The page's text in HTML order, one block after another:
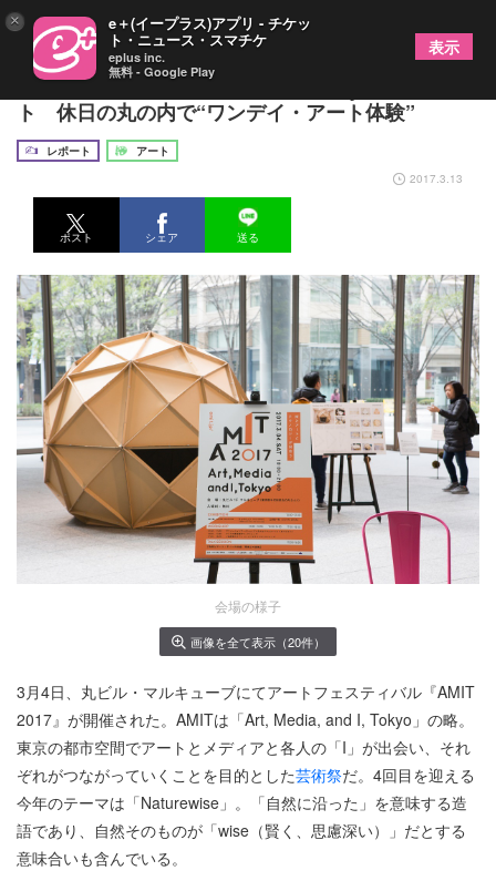
『AMIT 2017―Art, Media and I, Tokyo』レポー
ト 休日の丸の内で“ワンデイ・アート体験”
レポート
アート
2017.3.13
ポスト シェア 送る
会場の様子
画像を全て表示（20件）
3月4日、丸ビル・マルキューブにてアートフェスティバル『AMIT
2017』が開催された。AMITは「Art, Media, and I, Tokyo」の略。
東京の都市空間でアートとメディアと各人の「I」が出会い、それ
ぞれがつながっていくことを目的とした芸術祭だ。4回目を迎える
今年のテーマは「Naturewise」。「自然に沿った」を意味する造
語であり、自然そのものが「wise（賢く、思慮深い）」だとする
意味合いも含んでいる。
× e＋(イープラス)アプリ - チケッ
ト・ニュース・スマチケ
eplus inc.
無料 - Google Play
表示